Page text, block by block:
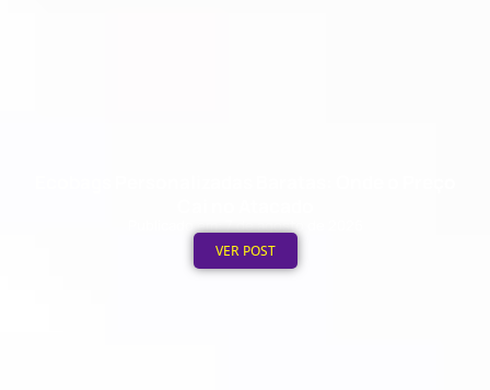
Publicado em: 7 de agosto de 2026
VER POST